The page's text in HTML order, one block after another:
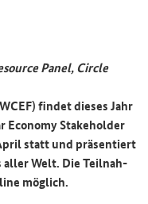
Panel, Circle
fin­det die­ses Jahr
Economy Stakeholder
statt und prä­sen­tiert
aller Welt. Die Teil­nah­
mög­lich.